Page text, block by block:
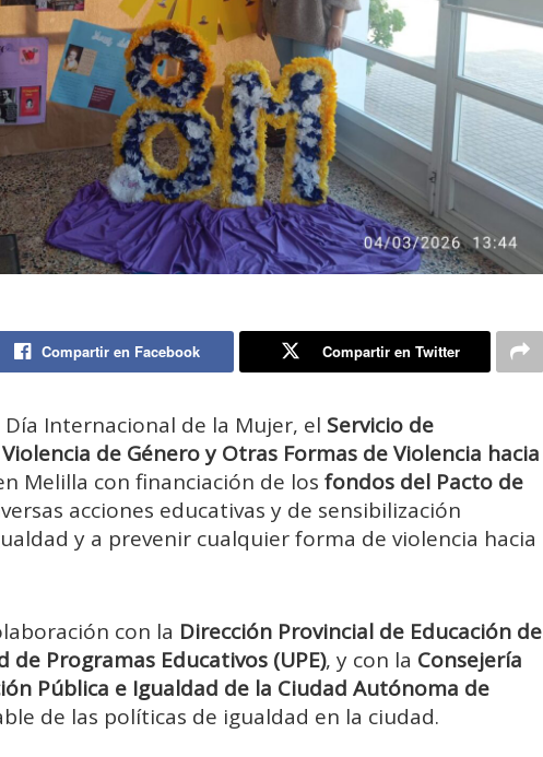
Compartir en Facebook Compartir en Twitter
Día Internacional de la Mujer, el Servicio de
de Género y Otras Formas de Violencia hacia
Melilla con financiación de los fondos del Pacto de
acciones educativas y de sensibilización
y a prevenir cualquier forma de violencia hacia
con la Dirección Provincial de Educación de
de Programas Educativos (UPE), y con la Consejería
Pública e Igualdad de la Ciudad Autónoma de
de las políticas de igualdad en la ciudad.